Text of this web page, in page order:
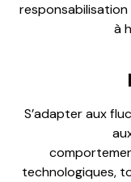
à
S’adapter aux
technologiques,